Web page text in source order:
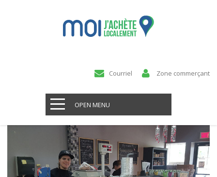
Courriel Zone commerçant
OPEN MENU